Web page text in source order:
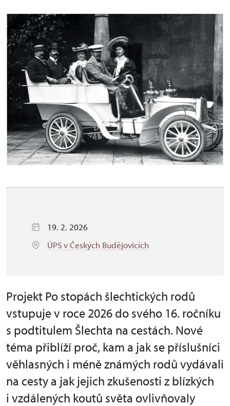
19. 2. 2026
ÚPS v Českých Budějovicích
Projekt Po stopách šlechtických rodů
vstupuje v roce 2026 do svého 16. ročníku
s podtitulem Šlechta na cestách. Nové
téma přiblíží proč, kam a jak se příslušníci
věhlasných i méně známých rodů vydávali
na cesty a jak jejich zkušenosti z blízkých
i vzdálených koutů světa ovlivňovaly